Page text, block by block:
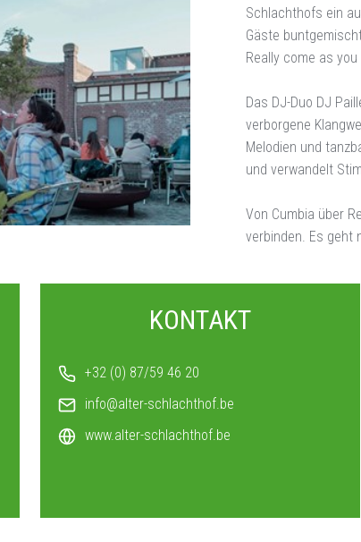
Schlachthofs ein
Gäste
Really come as you
Das DJ-Duo DJ
verborgene
Melodien und
und verwandelt
Von Cumbia über
verbinden. Es geht
KONTAKT
+32 (0) 87/59 46 20
info@alter-schlachthof.be
www.alter-schlachthof.be